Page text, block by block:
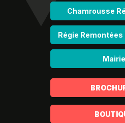
Chamrousse
Régie
Mairie